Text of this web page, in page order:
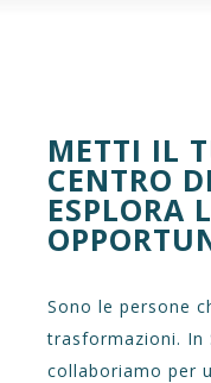
METTI IL
CENTRO
ESPLORA
Sono le persone
trasformazioni. In
collaboriamo per